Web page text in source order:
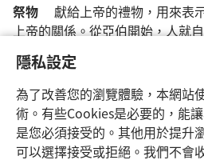
隱私設定
為了改善您的瀏覽體驗，本網站
術。有些Cookies是必要的，能
是您必須接受的。其他用於提升
可以選擇接受或拒絕。我們不會
祭物
獻給上帝的禮物 ， 用來表
上帝的關係。從亞伯開始，人就
包括動物 。
生命作為完美
如此，在比喻的意義上基督徒還會
（創 4:4；來13:15,16；約一 4:10
迦勒底人
迦勒底 原本指底格里
三角洲地區，後來指整個巴比倫